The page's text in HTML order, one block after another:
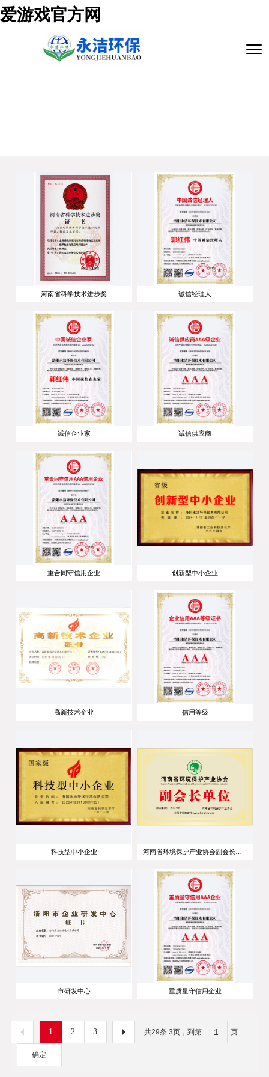
爱游戏官方网
河南省科学技术进步奖 诚信经理人
诚信企业家 诚信供应商
重合同守信用企业 创新型中小企业
高新技术企业 信用等级
科技型中小企业
市研发中心 重质量守信用企业
1 2 3 共29条 3页，到第 页
确定